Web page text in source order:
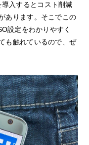
入するとコスト削減
あります。そこでこの
設定をわかりやすく
も触れているので、ぜ